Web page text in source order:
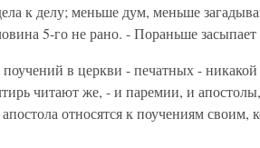
к делу; меньше дум, меньше
5-го не рано. - Пораньше засыпает
в церкви - печатных -
читают же, - и паремии, и
относятся к поучениям своим,